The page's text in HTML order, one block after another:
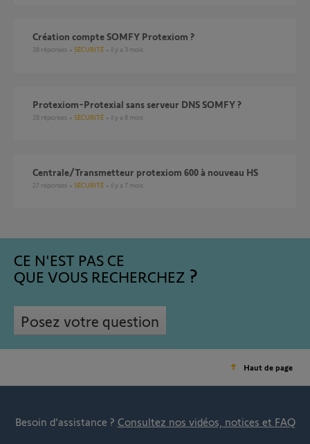
création compte SOMFY Protexiom ?
38 réponses SÉCURITÉ il y a 3 mois
Protexiom-Protexial sans serveur DNS SOMFY ?
28 réponses SÉCURITÉ il y a 8 mois
Centrale/Transmetteur protexiom 600 à nouveau HS
27 réponses SÉCURITÉ il y a 7 mois
CE N'EST PAS CE
QUE VOUS RECHERCHEZ
Posez votre question
Haut de page
Besoin d’assistance ? Consultez nos vidéos, notices et FAQ